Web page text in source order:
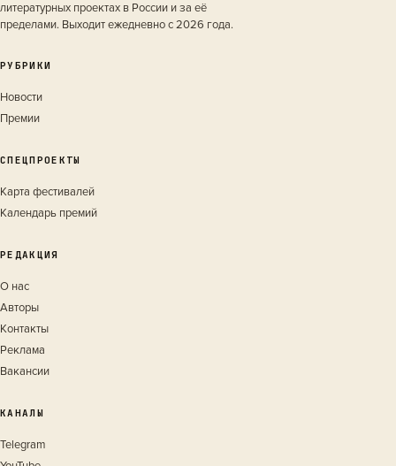
литературных проектах в России и за её
пределами. Выходит ежедневно с 2026 года.
РУБРИКИ
Новости
Премии
СПЕЦПРОЕКТЫ
Карта фестивалей
Календарь премий
РЕДАКЦИЯ
О нас
Авторы
Контакты
Реклама
Вакансии
КАНАЛЫ
Telegram